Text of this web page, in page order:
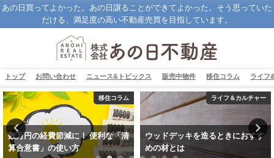
あの日買ってよかった。あの日譲ることができてよかった。そう思っていた
だける、満足度の高い不動産売買を目指しています。
トップ お問い合わせ ニュース&トピックス 販売中物件 移住コラム ライフ
移住コラム
数万円の経費節減に！ 便利な「清
算合意書」の使い方
ライフ＆カルチャー
ウッドデッキを造るときにおすす
めの材とは